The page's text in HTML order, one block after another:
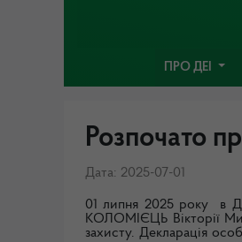
ПРО ДЕІ
Розпочато
Дата: 2025-07-01
01 липня 2025 року в
КОЛОМІЄЦЬ Вікторії
захисту. Декларація